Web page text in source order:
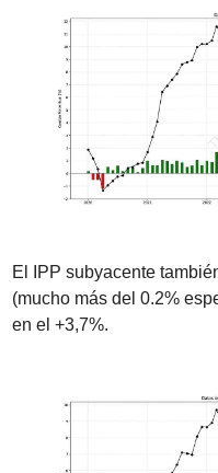
El IPP subyacente
(mucho más del 0.2%
en el +3,7%.